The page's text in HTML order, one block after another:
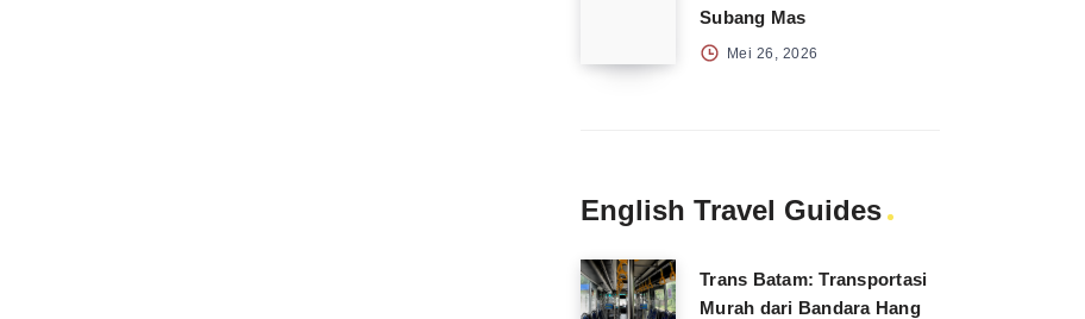
Subang Mas
Mei 26, 2026
English Travel Guides
Trans Batam: Transportasi
Murah dari Bandara Hang